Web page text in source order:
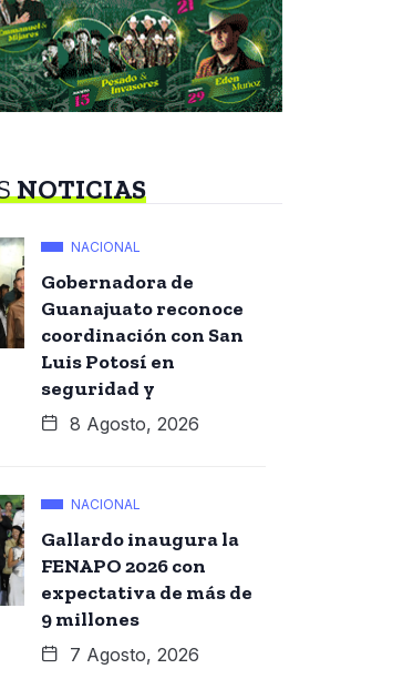
NOTICIAS
NACIONAL
Gobernadora de
Guanajuato reconoce
coordinación con San
Luis Potosí en
seguridad y
8 Agosto, 2026
NACIONAL
Gallardo inaugura la
FENAPO 2026 con
expectativa de más de
9 millones
7 Agosto, 2026